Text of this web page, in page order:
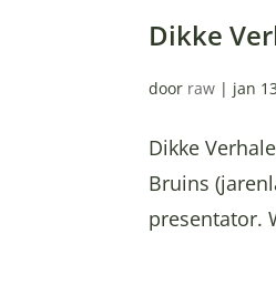
Dikke
door raw | jan
Dikke
Bruins
presentator.